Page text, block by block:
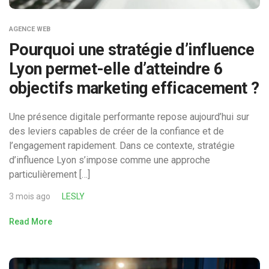
AGENCE WEB
Pourquoi une stratégie d’influence
Lyon permet-elle d’atteindre 6
objectifs marketing efficacement ?
Une présence digitale performante repose aujourd’hui sur
des leviers capables de créer de la confiance et de
l’engagement rapidement. Dans ce contexte, stratégie
d’influence Lyon s’impose comme une approche
particulièrement […]
3 mois ago LESLY
Read More